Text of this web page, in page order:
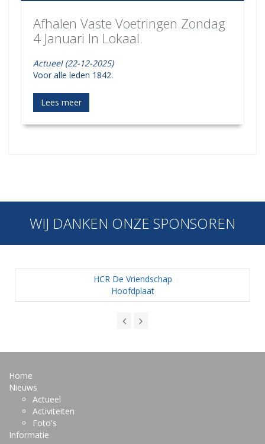
Afhalen Vaste Voetringen Zondag
4 Januari In Lokaal.
Actueel (22-12-2025)
Voor alle leden 1842.
Lees meer
WIJ DANKEN ONZE SPONSOREN
HCR De Vriendschap
Hoofdplaat
Home
Nieuws
Actueel
Activiteiten
Foto's
Informatie